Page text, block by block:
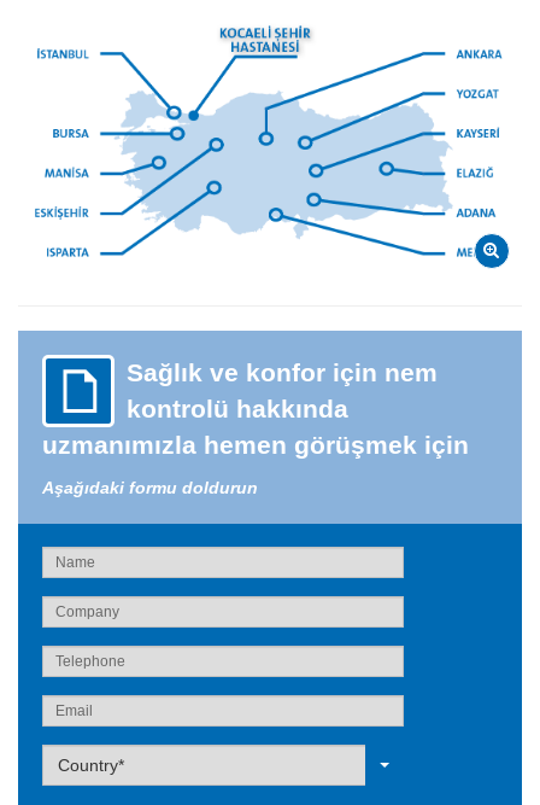
Sağlık ve konfor için nem
kontrolü hakkında
uzmanımızla hemen görüşmek için
Aşağıdaki formu doldurun
Label
Country*